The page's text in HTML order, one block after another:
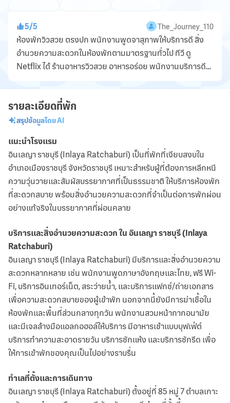
The_Journey_110
5/5
ห้องพักวิวสวย ตรงปก พนักงานพูดจาสุภาพให้บริการดี สิ่ง
อำนวยความสะดวกในห้องพักตามมาตรฐานทั่วไป ทีวี ดู
Netflix ได้ ร้านอาหารวิวสวย อาหารอร่อย พนักงานบริการดี
แนะนำเมนูได้ดี
รายละเอียดที่พัก
สรุปข้อมูลโดย AI
แนะนำโรงแรม
อินเลญา ราชบุรี (Inlaya Ratchaburi) เป็นที่พักที่เงียบสงบใน
อำเภอเมืองราชบุรี จังหวัดราชบุรี เหมาะสำหรับผู้ที่ต้องการหลีกหนี
ความวุ่นวายและสัมผัสบรรยากาศที่เป็นธรรมชาติ ให้บริการห้องพัก
ที่สะดวกสบาย พร้อมสิ่งอำนวยความสะดวกที่จำเป็นต่อการพักผ่อน
อย่างแท้จริงในบรรยากาศที่ผ่อนคลาย
บริการและสิ่งอำนวยความสะดวก ใน อินเลญา ราชบุรี (Inlaya
Ratchaburi)
อินเลญา ราชบุรี (Inlaya Ratchaburi) มีบริการและสิ่งอำนวยความ
สะดวกหลากหลาย เช่น พนักงานพูดภาษาอังกฤษและไทย, ฟรี Wi-
Fi, บริการอินเทอร์เน็ต, สระว่ายน้ำ, และบริการแฟกซ์/ถ่ายเอกสาร
เพื่อความสะดวกสบายของผู้เข้าพัก นอกจากนี้ยังมีการฆ่าเชื้อใน
ห้องพักและพื้นที่ส่วนกลางทุกวัน พนักงานสวมหน้ากากอนามัย
และมีเจลล้างมือแอลกอฮอล์ให้บริการ มีอาหารเช้าแบบบุฟเฟ่ต์
บริการทำความสะอาดรายวัน บริการซักแห้ง และบริการซักรีด เพื่อ
ให้การเข้าพักของคุณเป็นไปอย่างราบรื่น
ทำเลที่ตั้งและการเดินทาง
อินเลญา ราชบุรี (Inlaya Ratchaburi) ตั้งอยู่ที่ 85 หมู่ 7 ตำบลเกาะ